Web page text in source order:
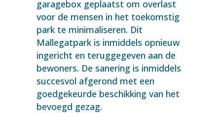
garagebox geplaatst om overlast
voor de mensen in het toekomstig
park te minimaliseren. Dit
Mallegatpark is inmiddels opnieuw
ingericht en teruggegeven aan de
bewoners. De sanering is inmiddels
succesvol afgerond met een
goedgekeurde beschikking van het
bevoegd gezag.